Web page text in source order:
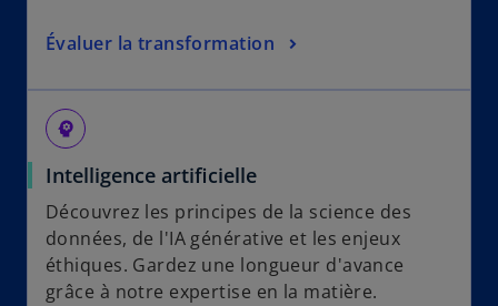
Évaluer la transformation
psychology
Intelligence artificielle
Découvrez les principes de la science des
données, de l'IA générative et les enjeux
éthiques. Gardez une longueur d'avance
grâce à notre expertise en la matière.